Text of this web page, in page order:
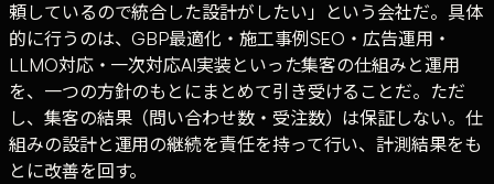
頼しているので統合した設計がしたい」という会社だ。具体
的に行うのは、GBP最適化・施工事例SEO・広告運用・
LLMO対応・一次対応AI実装といった集客の仕組みと運用
を、一つの方針のもとにまとめて引き受けることだ。ただ
し、集客の結果（問い合わせ数・受注数）は保証しない。仕
組みの設計と運用の継続を責任を持って行い、計測結果をも
とに改善を回す。